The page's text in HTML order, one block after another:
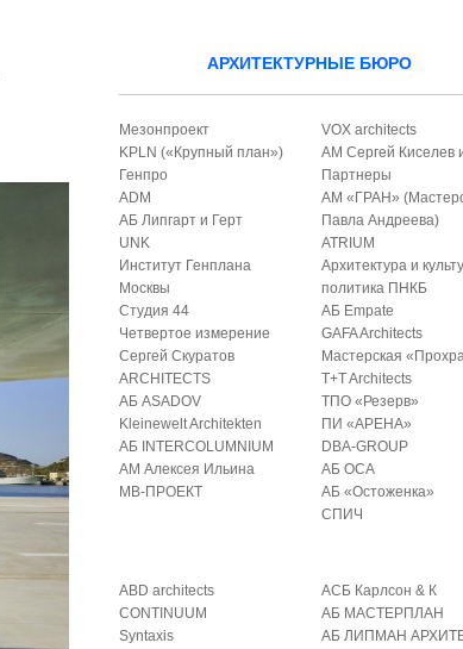
АРХИТЕКТУРНЫЕ БЮРО
Мезонпроект
KPLN («Крупный план»)
Генпро
ADM
АБ Липгарт и Герт
UNK
Институт Генплана
Москвы
Студия 44
Четвертое измерение
Сергей Скуратов
ARCHITECTS
АБ ASADOV
Kleinewelt Architekten
АБ INTERCOLUMNIUM
АМ Алексея Ильина
МВ-ПРОЕКТ
VOX architects
АМ Сергей Киселев
Партнеры
АМ «ГРАН»
Павла Андреева)
ATRIUM
Архитектура и
политика ПНКБ
АБ Empate
GAFA Architects
Мастерская
T+T Architects
ТПО «Резерв»
ПИ «АРЕНА»
DBA-GROUP
АБ ОСА
АБ «Остоженка»
СПИЧ
ABD architects
CONTINUUM
Syntaxis
АСБ Карлсон & К
АБ МАСТЕРПЛАН
АБ ЛИПМАН